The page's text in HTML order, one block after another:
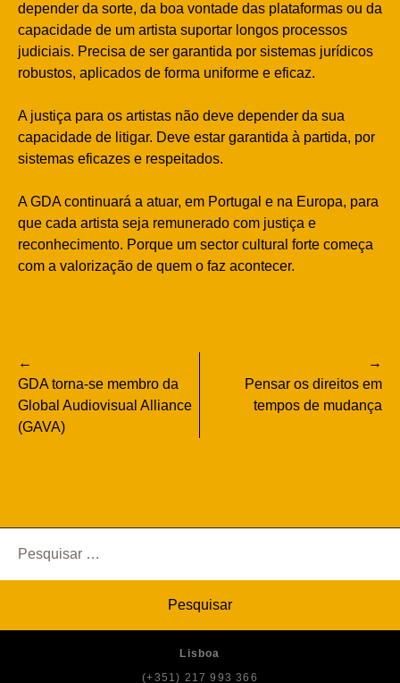
depender da sorte, da boa vontade das plataformas ou da
capacidade de um artista suportar longos processos
judiciais. Precisa de ser garantida por sistemas jurídicos
robustos, aplicados de forma uniforme e eficaz.
A justiça para os artistas não deve depender da sua
capacidade de litigar. Deve estar garantida à partida, por
sistemas eficazes e respeitados.
A GDA continuará a atuar, em Portugal e na Europa, para
que cada artista seja remunerado com justiça e
reconhecimento. Porque um sector cultural forte começa
com a valorização de quem o faz acontecer.
Navegação
de
artigos
GDA torna-se membro da
Global Audiovisual Alliance
(GAVA)
Pensar os direitos em
tempos de mudança
por:
Lisboa
(+351) 217 993 366